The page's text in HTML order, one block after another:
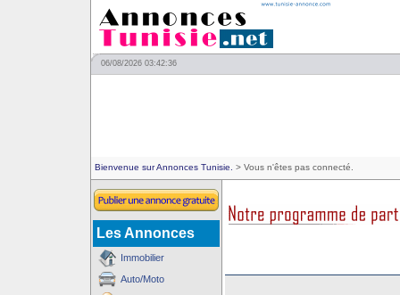
06/08/2026 03:42:36
Bienvenue sur Annonces Tunisie. > Vous n'êtes pas connecté.
Les Annonces
Immobilier
Auto/Moto